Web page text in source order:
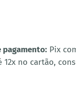
pagamento: Pix
12x no cartão,